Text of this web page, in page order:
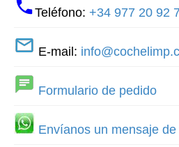
Teléfono: +34 977 20 92
E-mail:
Formulario de pedido
Envíanos un mensaje